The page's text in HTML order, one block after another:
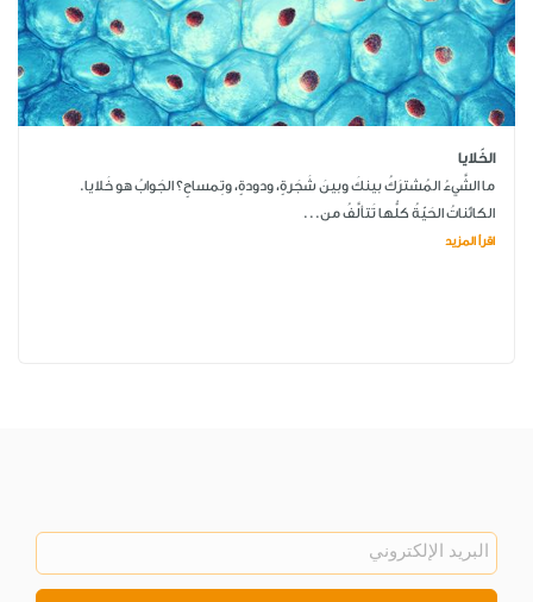
الخَلايا
ما الشَّيءُ المُشترَكُ بينكَ وبينَ شَجَرةٍ، ودودةٍ، وتِمساحٍ؟ الجَوابُ هو خَلايا.
الكائناتُ الحَيّةُ كلُّها تَتألَّفُ من...
اقرأ المزيد